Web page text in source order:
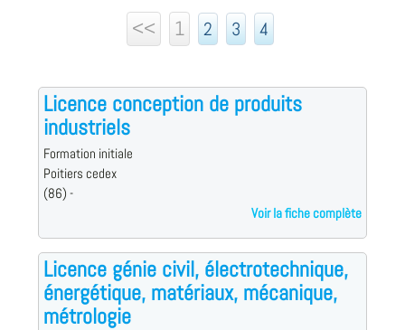
<<
1 2 3 4
Licence conception de produits
industriels
Formation initiale
Poitiers cedex
(86) -
Voir la fiche complète
Licence génie civil, électrotechnique,
énergétique, matériaux, mécanique,
métrologie